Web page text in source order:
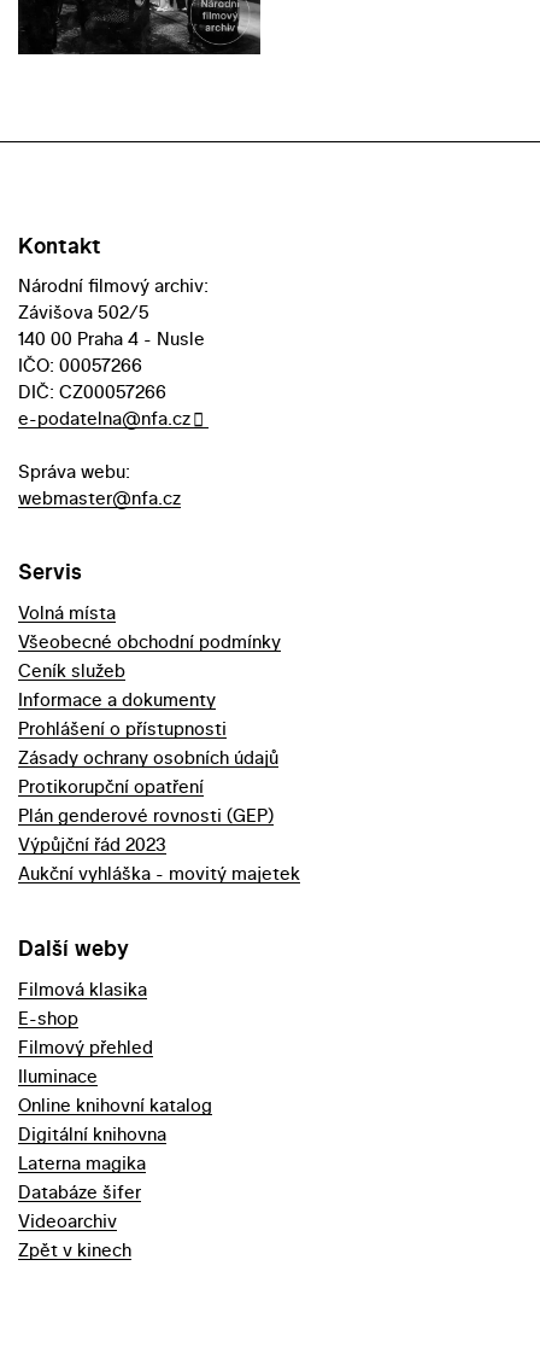
Kontakt
Národní filmový archiv:
Závišova 502/5
140 00 Praha 4 - Nusle
IČO: 00057266
DIČ: CZ00057266
e-podatelna@nfa.cz
Správa webu:
webmaster@nfa.cz
Servis
Volná místa
Všeobecné obchodní podmínky
Ceník služeb
Informace a dokumenty
Prohlášení o přístupnosti
Zásady ochrany osobních údajů
Protikorupční opatření
Plán genderové rovnosti (GEP)
Výpůjční řád 2023
Aukční vyhláška - movitý majetek
Další weby
Filmová klasika
E-shop
Filmový přehled
Iluminace
Online knihovní katalog
Digitální knihovna
Laterna magika
Databáze šifer
Videoarchiv
Zpět v kinech